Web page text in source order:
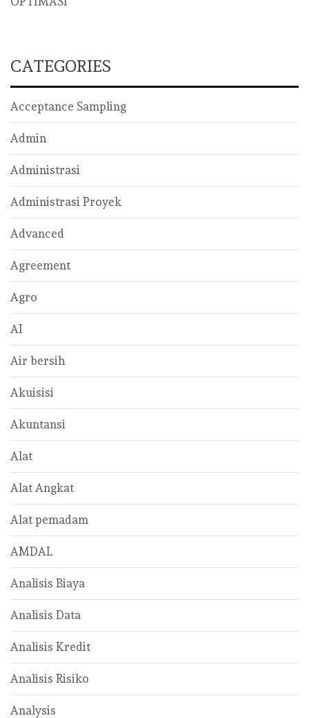
CATEGORIES
Acceptance Sampling
Admin
Administrasi
Administrasi Proyek
Advanced
Agreement
Agro
AI
Air bersih
Akuisisi
Akuntansi
Alat
Alat Angkat
Alat pemadam
AMDAL
Analisis Biaya
Analisis Data
Analisis Kredit
Analisis Risiko
Analysis